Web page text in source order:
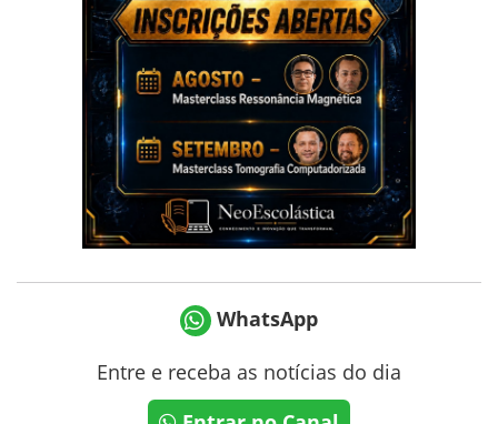
WhatsApp
Entre e receba as notícias do dia